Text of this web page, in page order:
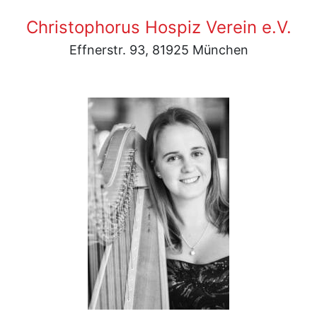
Christophorus Hospiz Verein e.V.
Effnerstr. 93, 81925 München